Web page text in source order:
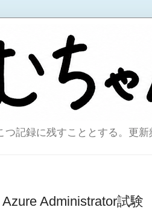
記録に残すこととする。更
Administrator試験